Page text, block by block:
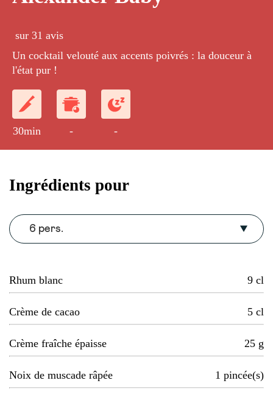
sur 31 avis
Un cocktail velouté aux accents poivrés : la douceur à
l'état pur !
30min - -
Ingrédients pour
6 pers.
Rhum blanc 9 cl
Crème de cacao 5 cl
Crème fraîche épaisse 25 g
Noix de muscade râpée 1 pincée(s)